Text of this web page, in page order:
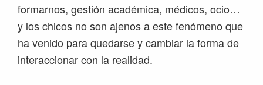
formarnos, gestión académica, médicos, ocio…
y los chicos no son ajenos a este fenómeno que
ha venido para quedarse y cambiar la forma de
interaccionar con la realidad.